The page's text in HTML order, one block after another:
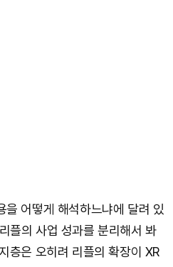
을 어떻게 해석하느냐에 달려 있
플의 사업 성과를 분리해서 봐
층은 오히려 리플의 확장이 XR